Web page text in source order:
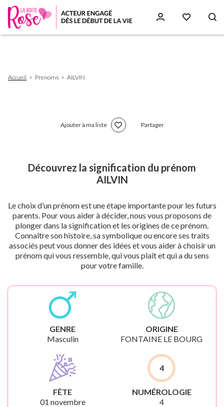
d'Ariane
Accueil Prenoms AILVIN
Ajouter à ma liste Partager
Découvrez la signification du prénom
AILVIN
Le choix d’un prénom est une étape importante pour les futurs
parents. Pour vous aider à décider, nous vous proposons de
plonger dans la signification et les origines de ce prénom.
Connaître son histoire, sa symbolique ou encore ses traits
associés peut vous donner des idées et vous aider à choisir un
prénom qui vous ressemble, qui vous plaît et qui a du sens
pour votre famille.
GENRE
Masculin
ORIGINE
FONTAINE LE BOURG
FÊTE
01 novembre
4
NUMÉROLOGIE
4